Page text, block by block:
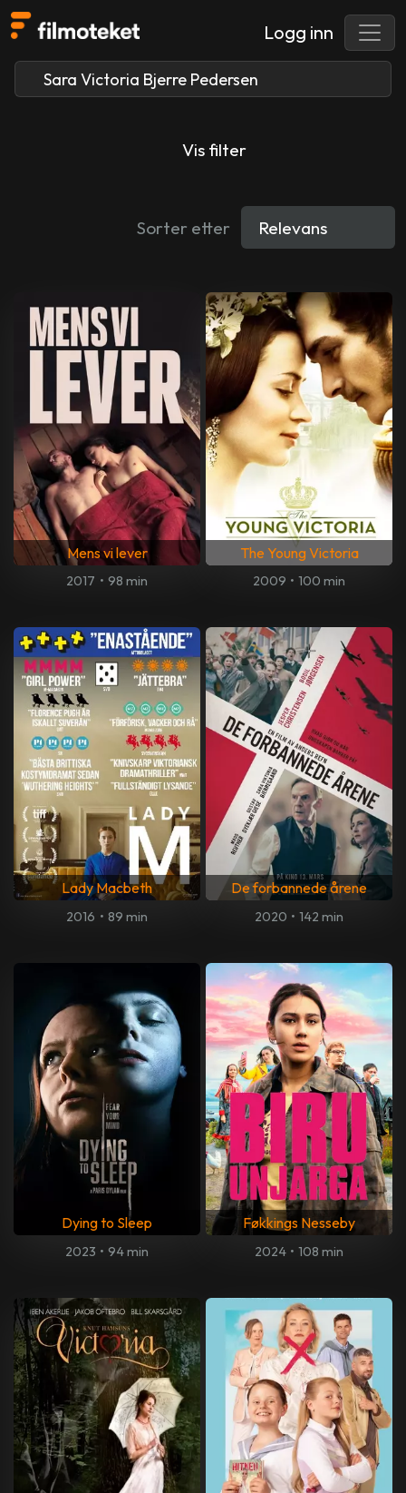
Logg inn
Vis filter
Sorter etter
Mens vi lever
2017 • 98 min
The Young Victoria
2009 • 100 min
Lady Macbeth
2016 • 89 min
De forbannede årene
2020 • 142 min
Dying to Sleep
2023 • 94 min
Føkkings Nesseby
2024 • 108 min